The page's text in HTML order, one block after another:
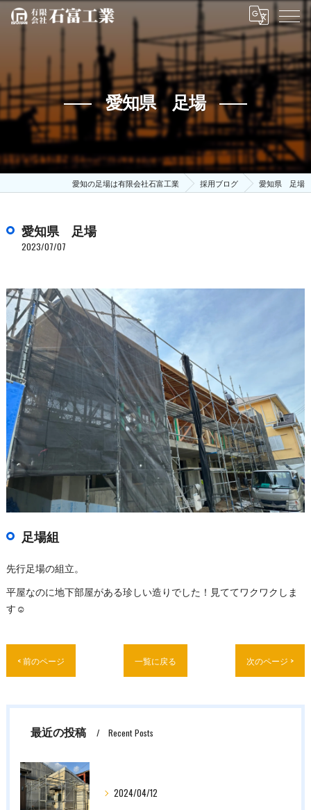
愛知県 足場
愛知の足場は有限会社石富工業 採用ブログ 愛知県 足場
愛知県 足場
2023/07/07
足場組
先行足場の組立。
平屋なのに地下部屋がある珍しい造りでした！見ててワクワクしま
す☺️
< 前のページ 一覧に戻る 次のページ >
最近の投稿 Recent Posts
2024/04/12